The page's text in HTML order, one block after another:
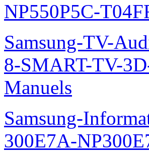
NP550P5C-
Samsung-TV-
8-SMART-TV-
Manuels
Samsung-
300E7A-